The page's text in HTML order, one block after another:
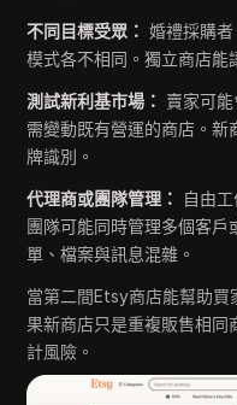
不同目標受眾： 婚禮採購
模式各不相同。獨立商店能
測試新利基市場： 賣家可
需變動既有營運的商店。新
牌識別。
代理商或團隊管理：
自由
團隊可能同時管理多個客
單、檔案與訊息混雜。
當第二間Etsy商店能幫助買
果新商店只是重複販售相
計風險。